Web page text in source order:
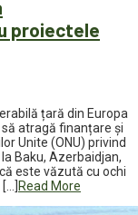
proiectele
țară din Europa
atragă finanțare și
Unite (ONU) privind
Baku, Azerbaidjan,
este văzută cu ochi
Read More